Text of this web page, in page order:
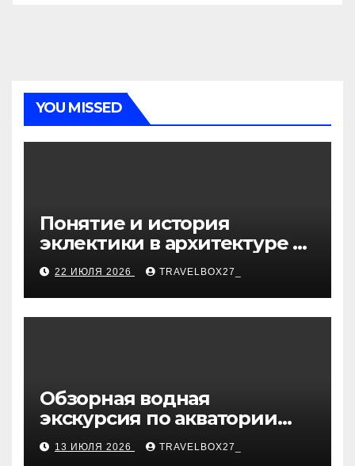
YOU MISSED
Понятие и история
эклектики в архитектуре и
дизайне интерьеров
22 ИЮЛЯ 2026 TRAVELBOX27_
Обзорная водная
экскурсия по акватории
бухты Песчаная
13 ИЮЛЯ 2026 TRAVELBOX27_